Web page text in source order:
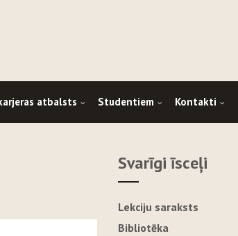
atbalsts Studentiem Kontakti
Svarīgi īsceļi
Lekciju saraksts
Bibliotēka